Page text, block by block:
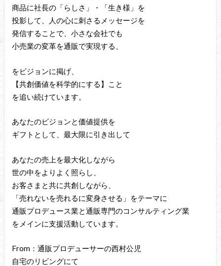
商品に社長の「らしさ」・「生き様」を
投影して、人の心に刺さるメッセージを
発信することで、小さな会社でも
小売業の変革を通販で実現する、
をビジョンに掲げ、
【共創価値を科学的にする】こと
を追い続けています。
あなたのビジョンと価値提供を
ギフトとして、最大限に引き出して
あなたの売上を最大化しながら
世の中をよりよく照らし、
お客さまと共に共創しながら、
「売れないを売れるに変身させる」をテーマに
通販プロデュース業と通販専門のコンサルティング業
をメインに支援活動しています。
From：通販プロデューサーの西村公児
自宅のリビングにて